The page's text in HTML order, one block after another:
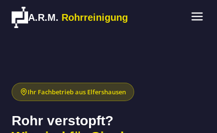
Rohr verstopft? Schnelle Hilfe: (09704) 372 05 28
A.R.M. Rohrreinigung
Ihr Fachbetrieb aus Elfershausen
Rohr verstopft?